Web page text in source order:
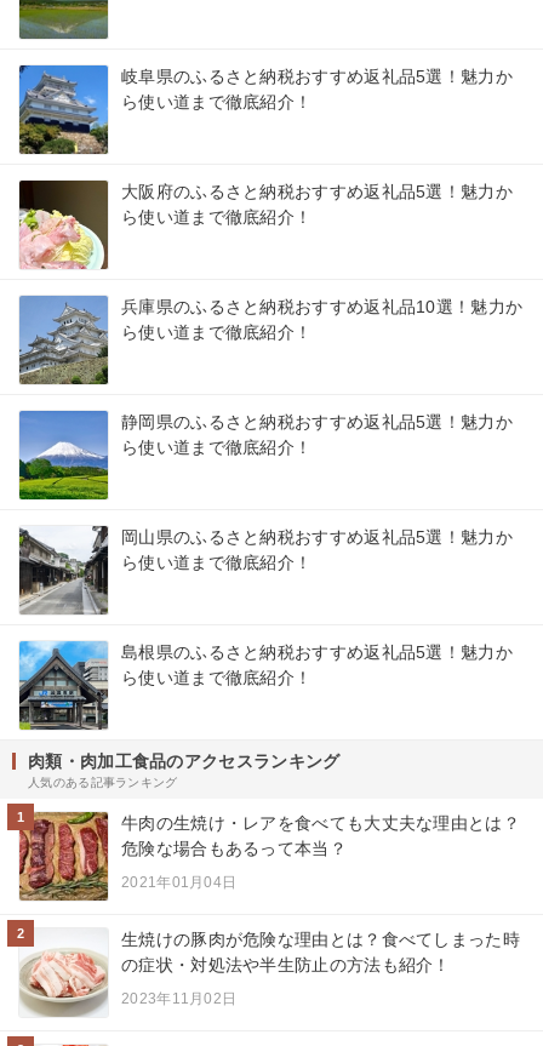
岐阜県のふるさと納税おすすめ返礼品5選！魅力か
ら使い道まで徹底紹介！
大阪府のふるさと納税おすすめ返礼品5選！魅力か
ら使い道まで徹底紹介！
兵庫県のふるさと納税おすすめ返礼品10選！魅力か
ら使い道まで徹底紹介！
静岡県のふるさと納税おすすめ返礼品5選！魅力か
ら使い道まで徹底紹介！
岡山県のふるさと納税おすすめ返礼品5選！魅力か
ら使い道まで徹底紹介！
島根県のふるさと納税おすすめ返礼品5選！魅力か
ら使い道まで徹底紹介！
肉類・肉加工食品のアクセスランキング
人気のある記事ランキング
1
牛肉の生焼け・レアを食べても大丈夫な理由とは？
危険な場合もあるって本当？
2021年01月04日
2
生焼けの豚肉が危険な理由とは？食べてしまった時
の症状・対処法や半生防止の方法も紹介！
2023年11月02日